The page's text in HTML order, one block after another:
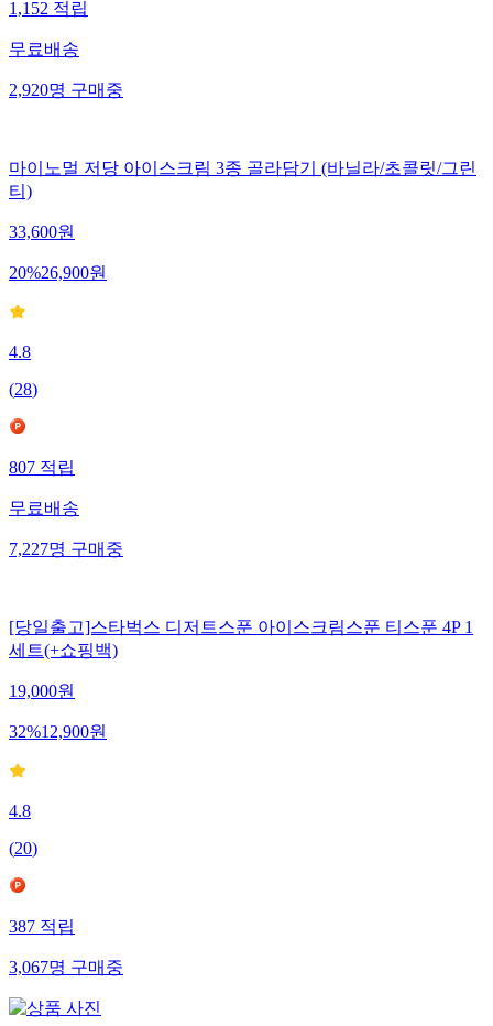
1,152 적립
무료배송
2,920명 구매중
마이노멀 저당 아이스크림 3종 골라담기 (바닐라/초콜릿/그린
티)
33,600원
20%26,900원
4.8
(28)
807적립
무료배송
7,227명구매중
[당일출고]스타벅스 디저트스푼 아이스크림스푼 티스푼 4P 1
세트(+쇼핑백)
19,000원
32%12,900원
4.8
(20)
387적립
3,067명구매중